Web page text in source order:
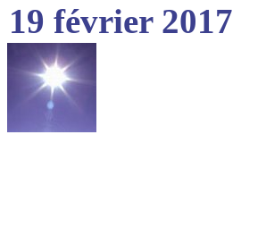
19 février 2017